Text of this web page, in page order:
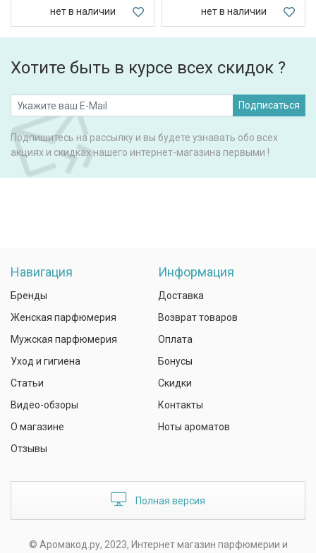
нет в наличии
нет в наличии
Хотите быть в курсе всех скидок ?
Подписаться
Подпишитесь на рассылку и вы будете узнавать обо всех
акциях и скидках нашего интернет-магазина первыми !
Навигация
Бренды
Женская парфюмерия
Мужская парфюмерия
Уход и гигиена
Статьи
Видео-обзоры
О магазине
Отзывы
Информация
Доставка
Возврат товаров
Оплата
Бонусы
Скидки
Контакты
Ноты ароматов
Полная версия
© Аромакод.ру, 2023, Интернет магазин парфюмерии и